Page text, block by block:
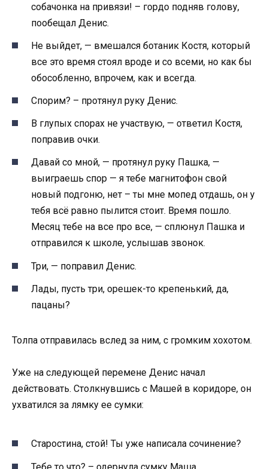
собачонка на привязи! – гордо подняв голову,
пообещал Денис.
Не выйдет, — вмешался ботаник Костя, который
все это время стоял вроде и со всеми, но как бы
обособленно, впрочем, как и всегда.
Спорим? – протянул руку Денис.
В глупых спорах не участвую, — ответил Костя,
поправив очки.
Давай со мной, — протянул руку Пашка, —
выиграешь спор — я тебе магнитофон свой
новый подгоню, нет – ты мне мопед отдашь, он у
тебя всё равно пылится стоит. Время пошло.
Месяц тебе на все про все, — сплюнул Пашка и
отправился к школе, услышав звонок.
Три, — поправил Денис.
Лады, пусть три, орешек-то крепенький, да,
пацаны?
Толпа отправилась вслед за ним, с громким хохотом.
Уже на следующей перемене Денис начал
действовать. Столкнувшись с Машей в коридоре, он
ухватился за лямку ее сумки:
Старостина, стой! Ты уже написала сочинение?
Тебе то что? – одернула сумку Маша.